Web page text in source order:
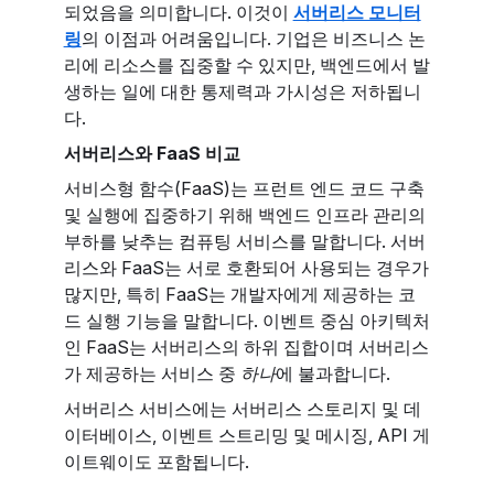
되었음을 의미합니다. 이것이 서버리스 모니터
링의 이점과 어려움입니다. 기업은 비즈니스 논
리에 리소스를 집중할 수 있지만, 백엔드에서 발
생하는 일에 대한 통제력과 가시성은 저하됩니
다.
서버리스와 FaaS 비교
서비스형 함수(FaaS)는 프런트 엔드 코드 구축
및 실행에 집중하기 위해 백엔드 인프라 관리의
부하를 낮추는 컴퓨팅 서비스를 말합니다. 서버
리스와 FaaS는 서로 호환되어 사용되는 경우가
많지만, 특히 FaaS는 개발자에게 제공하는 코
드 실행 기능을 말합니다. 이벤트 중심 아키텍처
인 FaaS는 서버리스의 하위 집합이며 서버리스
가 제공하는 서비스 중 하나에 불과합니다.
서버리스 서비스에는 서버리스 스토리지 및 데
이터베이스, 이벤트 스트리밍 및 메시징, API 게
이트웨이도 포함됩니다.